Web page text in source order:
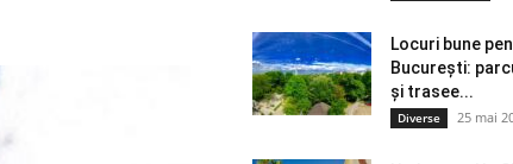
Locuri bune
București:
și trasee...
Diverse 25 mai